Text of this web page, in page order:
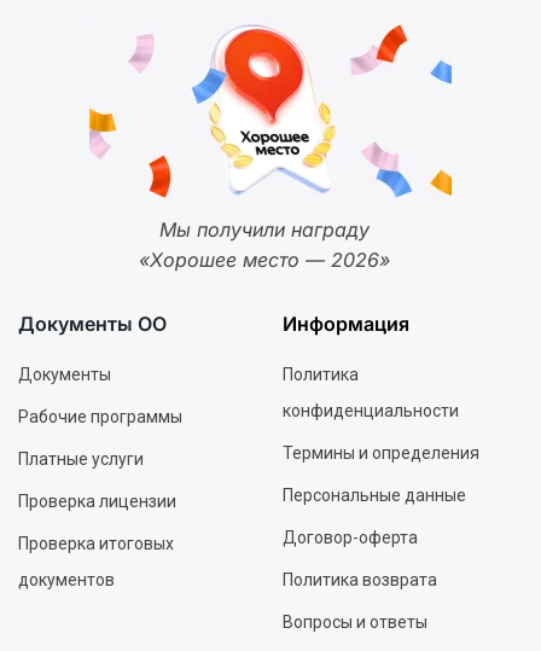
Мы получили награду
«Хорошее место — 2026»
Документы ОО
Документы
Рабочие программы
Платные услуги
Проверка лицензии
Проверка итоговых
документов
Информация
Политика
конфиденциальности
Термины и определения
Персональные данные
Договор-оферта
Политика возврата
Вопросы и ответы